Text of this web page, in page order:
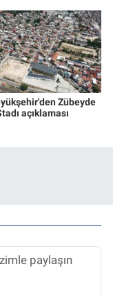
Zübeyde
açıklaması